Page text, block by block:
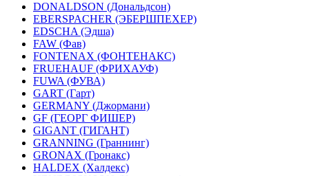
DONALDSON (Дональдсон)
EBERSPACHER (ЭБЕРШПЕХЕР)
EDSCHA (Эдша)
FAW (Фав)
FONTENAX (ФОНТЕНАКС)
FRUEHAUF (ФРИХАУФ)
FUWA (ФУВА)
GART (Гарт)
GERMANY (Джормани)
GF (ГЕОРГ ФИШЕР)
GIGANT (ГИГАНТ)
GRANNING (Граннинг)
GRONAX (Гронакс)
HALDEX (Халдекс)